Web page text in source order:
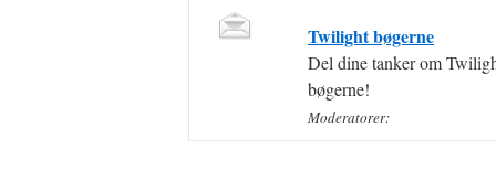
Twilight bøgerne
Del dine tanker om
bøgerne!
Moderatorer: